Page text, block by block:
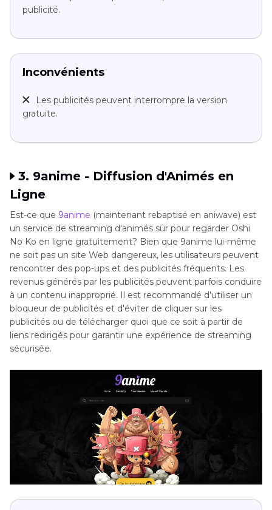
publicité.
Inconvénients
Les publicités peuvent interrompre la version
gratuite.
3. 9anime - Diffusion d'Animés en
Ligne
Est-ce que 9anime (maintenant rebaptisé en aniwave) est
un service de streaming d'animés sûr pour regarder Oshi
No Ko en ligne gratuitement? Bien que 9anime lui-même
ne soit pas un site Web dangereux, les utilisateurs peuvent
rencontrer des pop-ups et des publicités fréquents. Les
revenus générés par les publicités peuvent parfois conduire
à un contenu inapproprié. Il est recommandé d'utiliser un
bloqueur de publicités et d'éviter de cliquer sur les
publicités ou de télécharger quoi que ce soit à partir de
liens redirigés pour garantir une expérience de streaming
sécurisée.